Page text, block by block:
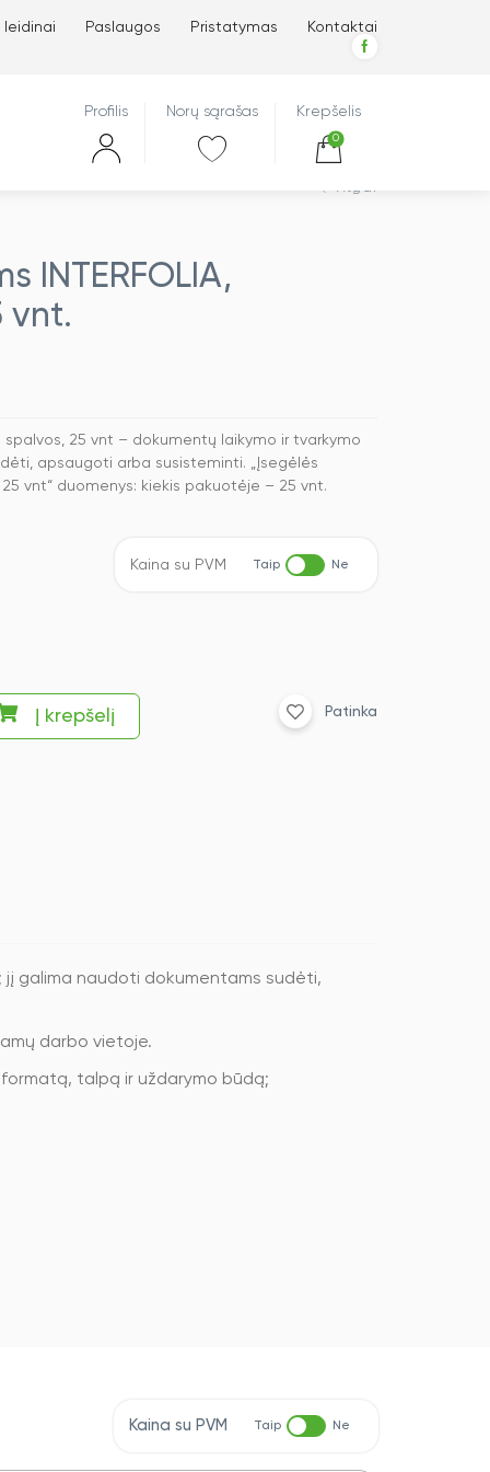
leidinai Paslaugos Pristatymas Kontaktai
Profilis Norų sąrašas Krepšelis
0
Atgal
INTERFOLIA,
vnt.
spalvos, 25 vnt – dokumentų laikymo ir tvarkymo
apsaugoti arba susisteminti. „Įsegėlės
vnt“ duomenys: kiekis pakuotėje – 25 vnt.
Kaina su PVM Taip Ne
Į krepšelį Patinka
galima naudoti dokumentams sudėti,
darbo vietoje.
formatą, talpą ir uždarymo būdą;
Kaina su PVM Taip Ne